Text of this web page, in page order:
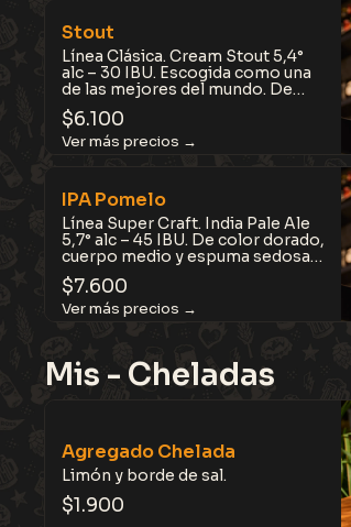
Stout
Línea Clásica. Cream Stout 5,4°
alc – 30 IBU. Escogida como una
de las mejores del mundo. De
color negro con tonos rubí
profundo y cuerpo medio. Con
notas a chocolate amargo, café
tostado, cacao y frutos secos.
sorprendentemente fácil de
tomar.
$6.100
IPA Pomelo
Línea Super Craft. India Pale Ale
5,7° alc – 45 IBU. De color dorado,
cuerpo medio y espuma sedosa,
con notas tropicales a mango,
piña y maracuyá,
complementadas por el dulzor
cítrico del jugo de pomelo.
$7.600
Mis - Cheladas
Agregado Chelada
Limón y borde de sal.
$1.900